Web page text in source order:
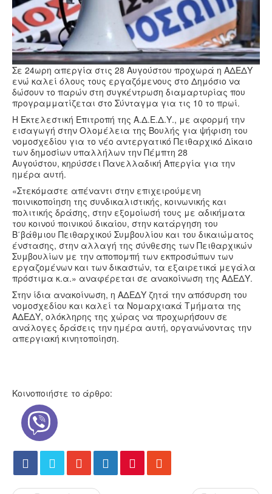
Βίντεο
Συνταγές
Σε 24ωρη απεργία στις 28 Αυγούστου προχωρά η ΑΔΕΔΥ
ενώ καλεί όλους τους εργαζόμενους στο Δημόσιο να
δώσουν το παρών στη συγκέντρωση διαμαρτυρίας που
προγραμματίζεται στο Σύνταγμα για τις 10 το πρωί.
Η Εκτελεστική Επιτροπή της Α.Δ.Ε.Δ.Υ., με αφορμή την
εισαγωγή στην Ολομέλεια της Βουλής για ψήφιση του
νομοσχεδίου για το νέο αντεργατικό Πειθαρχικό Δίκαιο
των δημοσίων υπαλλήλων την Πέμπτη 28
Αυγούστου, κηρύσσει Πανελλαδική Απεργία για την
ημέρα αυτή.
«Στεκόμαστε απέναντι στην επιχειρούμενη
ποινικοποίηση της συνδικαλιστικής, κοινωνικής και
πολιτικής δράσης, στην εξομοίωσή τους με αδικήματα
του κοινού ποινικού δικαίου, στην κατάργηση του
Β΄βάθμιου Πειθαρχικού Συμβουλίου και του δικαιώματος
ένστασης, στην αλλαγή της σύνθεσης των Πειθαρχικών
Συμβουλίων με την αποπομπή των εκπροσώπων των
εργαζομένων και των δικαστών, τα εξαιρετικά μεγάλα
πρόστιμα κ.α.» αναφέρεται σε ανακοίνωση της ΑΔΕΔΥ.
Στην ίδια ανακοίνωση, η ΑΔΕΔΥ ζητά την απόσυρση του
νομοσχεδίου και καλεί τα Νομαρχιακά Τμήματα της
ΑΔΕΔΥ, ολόκληρης της χώρας να προχωρήσουν σε
ανάλογες δράσεις την ημέρα αυτή, οργανώνοντας την
απεργιακή κινητοποίηση.
Κοινοποιήστε το άρθρο: